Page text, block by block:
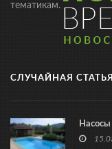
тематикам.
СЛУЧАЙНАЯ СТАТЬЯ